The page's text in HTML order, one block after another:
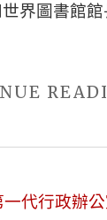
界圖書館館
代行政辦